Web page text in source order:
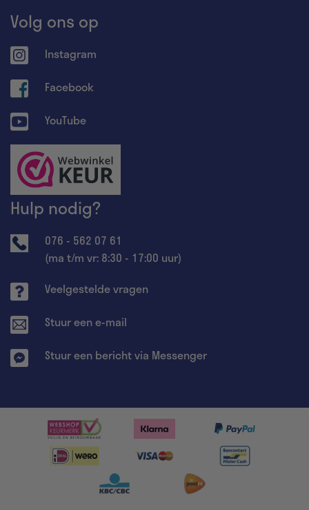
Volg ons op
Instagram
Facebook
YouTube
Hulp nodig?
076 - 562 07 61
(ma t/m vr: 8:30 - 17:00 uur)
Veelgestelde vragen
Stuur een e-mail
Stuur een bericht via Messenger